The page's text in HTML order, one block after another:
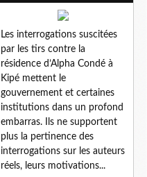
Les interrogations suscitées
par les tirs contre la
résidence d’Alpha Condé à
Kipé mettent le
gouvernement et certaines
institutions dans un profond
embarras. Ils ne supportent
plus la pertinence des
interrogations sur les auteurs
réels, leurs motivations...